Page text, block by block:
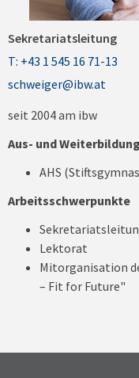
Sekretariatsleitung
T: +43 1 545 16 71-13
schweiger@ibw.at
seit 2004 am ibw
Aus- und
AHS
Arbeitsschwerpunkte
Lektorat
Mitorganisation
– Fit for Future"